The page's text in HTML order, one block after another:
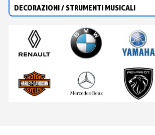
DECORAZIONI / STRUMENTI MUSICALI